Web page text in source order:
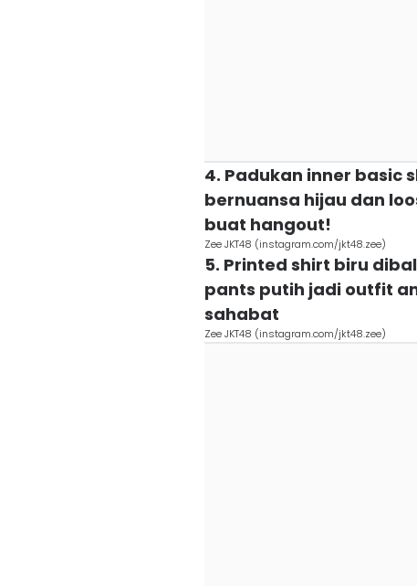
4. Padukan inner basic
bernuansa hijau dan
buat hangout!
Zee JKT48 (instagram.com/jkt48.zee)
5. Printed shirt biru
pants putih jadi outfit
sahabat
Zee JKT48 (instagram.com/jkt48.zee)